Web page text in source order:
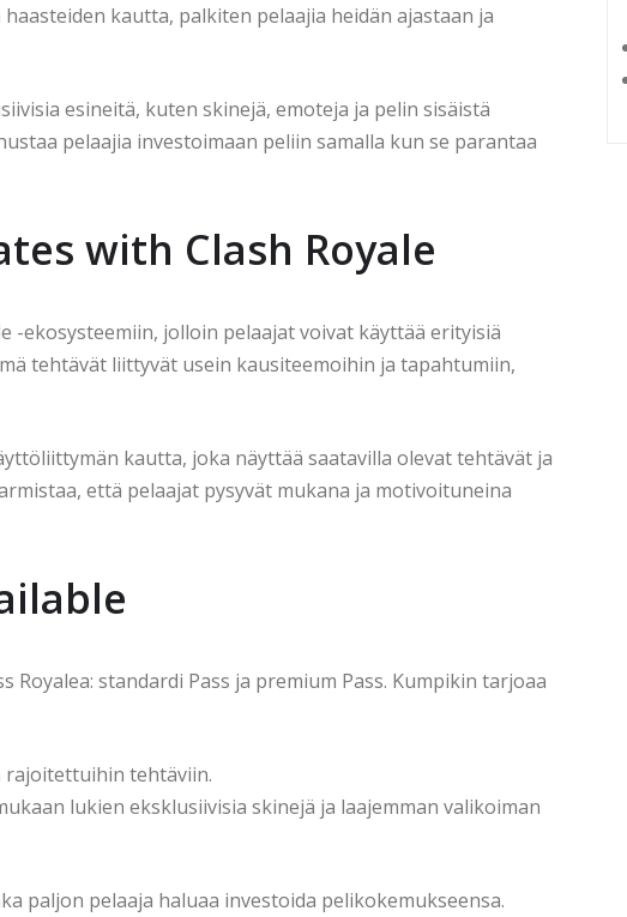
kautta, palkiten pelaajia heidän ajastaan ja
esineitä, kuten skinejä, emoteja ja pelin sisäistä
pelaajia investoimaan peliin samalla kun se parantaa
with Clash Royale
-ekosysteemiin, jolloin pelaajat voivat käyttää erityisiä
tehtävät liittyvät usein kausiteemoihin ja tapahtumiin,
kautta, joka näyttää saatavilla olevat tehtävät ja
että pelaajat pysyvät mukana ja motivoituneina
standardi Pass ja premium Pass. Kumpikin tarjoaa
rajoitettuihin tehtäviin.
lukien eksklusiivisia skinejä ja laajemman valikoiman
paljon pelaaja haluaa investoida pelikokemukseensa.